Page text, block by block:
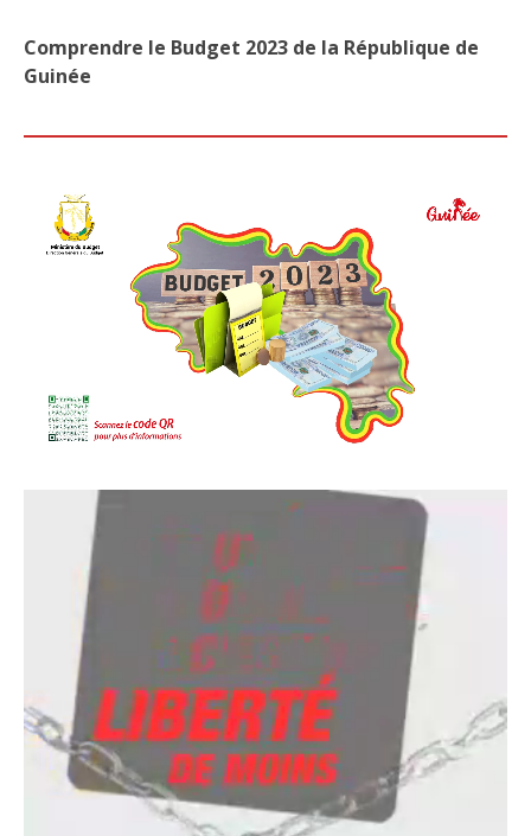
Comprendre le Budget 2023 de la République de
Guinée